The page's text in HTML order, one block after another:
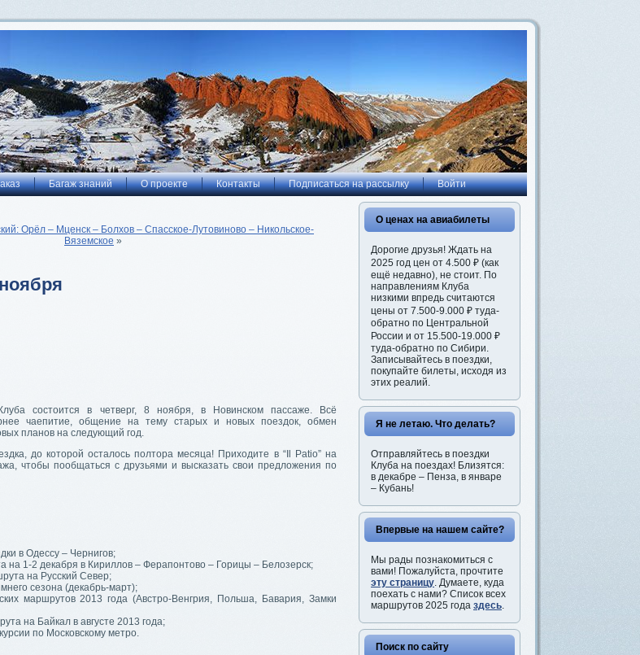
Багаж знаний О проекте Контакты Подписаться на рассылку Войти
Орёл – Мценск – Болхов – Спасское-Лутовиново – Никольское-
Вяземское »
состоится в четверг, 8 ноября, в Новинском пассаже. Всё
чаепитие, общение на тему старых и новых поездок, обмен
планов на следующий год.
до которой осталось полтора месяца! Приходите в “Il Patio” на
чтобы пообщаться с друзьями и высказать свои предложения по
в Одессу – Чернигов;
на 1-2 декабря в Кириллов – Ферапонтово – Горицы – Белозерск;
на Русский Север;
сезона (декабрь-март);
маршрутов 2013 года (Австро-Венгрия, Польша, Бавария, Замки
на Байкал в августе 2013 года;
по Московскому метро.
О ценах на авиабилеты
Дорогие друзья! Ждать на
2025 год цен от 4.500 ₽ (как
ещё недавно), не стоит. По
направлениям Клуба
низкими впредь считаются
цены от 7.500-9.000 ₽ туда-
обратно по Центральной
России и от 15.500-19.000 ₽
туда-обратно по Сибири.
Записывайтесь в поездки,
покупайте билеты, исходя из
этих реалий.
Я не летаю. Что делать?
Отправляйтесь в поездки
Клуба на поездах! Близятся:
в декабре – Пенза, в январе
– Кубань!
Впервые на нашем сайте?
Мы рады познакомиться с
вами! Пожалуйста, прочтите
эту страницу. Думаете, куда
поехать с нами? Список всех
маршрутов 2025 года здесь.
Поиск по сайту